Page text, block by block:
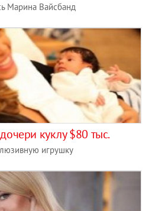
Марина Вайсбанд
куклу $80 тыс.
игрушку